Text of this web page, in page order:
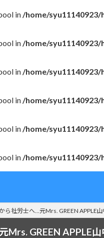
in/home/
in/home/
in/home/
in/home/
in/home/
in/home/
ら社労士へ…元Mrs. GREEN APPLE
Mrs. GREEN APPLE